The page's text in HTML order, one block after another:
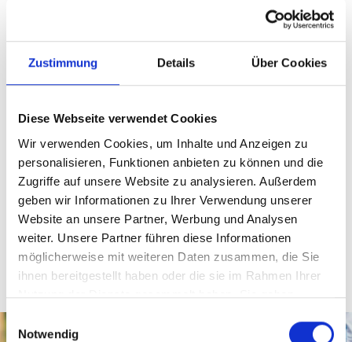
Zustimmung Details Über Cookies
Diese Webseite verwendet Cookies
Wir verwenden Cookies, um Inhalte und Anzeigen zu
personalisieren, Funktionen anbieten zu können und die
Zugriffe auf unsere Website zu analysieren. Außerdem
geben wir Informationen zu Ihrer Verwendung unserer
Website an unsere Partner, Werbung und Analysen
weiter. Unsere Partner führen diese Informationen
möglicherweise mit weiteren Daten zusammen, die Sie
ihnen bereitgestellt haben oder die sie im Rahmen Ihrer
Nutzung der Dienste gesammelt haben. Sie geben
Webseite weiterhin nutzen.
Einwilligungsauswahl
Notwendig
Knorpelschaden im Knie
Patellaspitzensyndrom
Behandlungen – Knie